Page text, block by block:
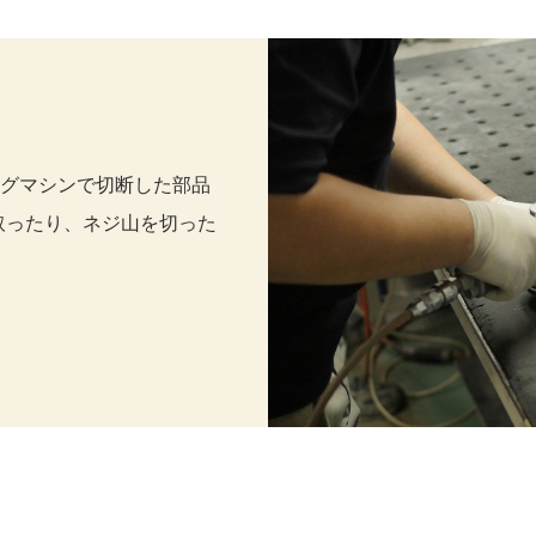
マシンで切断した部品
たり、ネジ山を切った